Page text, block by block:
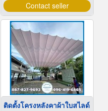
Contact seller
ติดตั้งโครงหลังคาผ้าใบสไลด์